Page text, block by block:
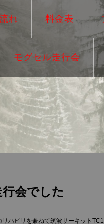
れ 料金表
モグセル走行会
会でした
ハビリを兼ねて筑波サーキット